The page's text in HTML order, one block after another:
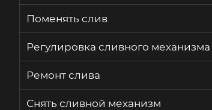
Поменять слив
Регулировка сливного механизма
Ремонт слива
Снять сливной механизм